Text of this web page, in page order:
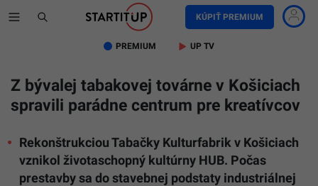
KÚPIŤ PREMIUM
PREMIUM UP TV
Z bývalej tabakovej továrne v Košiciach
spravili parádne centrum pre kreatívcov
Rekonštrukciou Tabačky Kulturfabrik v Košiciach
vznikol životaschopný kultúrny HUB. Počas
prestavby sa do stavebnej podstaty industriálnej